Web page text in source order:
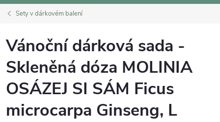
Sety v dárkovém balení
Vánoční dárková sada -
Skleněná dóza MOLINIA
OSÁZEJ SI SÁM Ficus
microcarpa Ginseng, L